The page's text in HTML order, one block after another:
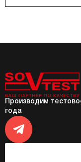
Производим
года